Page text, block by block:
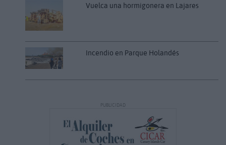
Vuelca una hormigonera en Lajares
Incendio en Parque Holandés
PUBLICIDAD